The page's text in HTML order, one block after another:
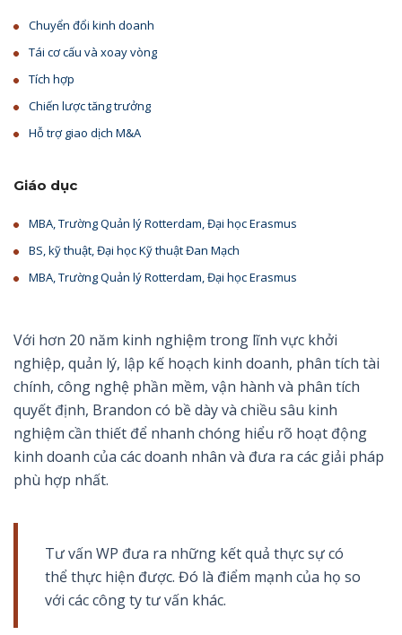
Chuyển đổi kinh doanh
Tái cơ cấu và xoay vòng
Tích hợp
Chiến lược tăng trưởng
Hỗ trợ giao dịch M&A
Giáo dục
MBA, Trường Quản lý Rotterdam, Đại học Erasmus
BS, kỹ thuật, Đại học Kỹ thuật Đan Mạch
MBA, Trường Quản lý Rotterdam, Đại học Erasmus
Với hơn 20 năm kinh nghiệm trong lĩnh vực khởi
nghiệp, quản lý, lập kế hoạch kinh doanh, phân tích tài
chính, công nghệ phần mềm, vận hành và phân tích
quyết định, Brandon có bề dày và chiều sâu kinh
nghiệm cần thiết để nhanh chóng hiểu rõ hoạt động
kinh doanh của các doanh nhân và đưa ra các giải pháp
phù hợp nhất.
Tư vấn WP đưa ra những kết quả thực sự có
thể thực hiện được. Đó là điểm mạnh của họ so
với các công ty tư vấn khác.